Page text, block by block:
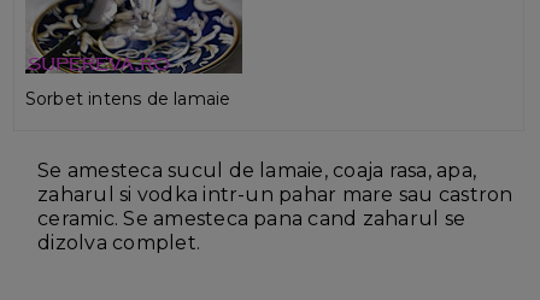
Sorbet intens de lamaie
Se amesteca sucul de lamaie, coaja rasa, apa,
zaharul si vodka intr-un pahar mare sau castron
ceramic. Se amesteca pana cand zaharul se
dizolva complet.